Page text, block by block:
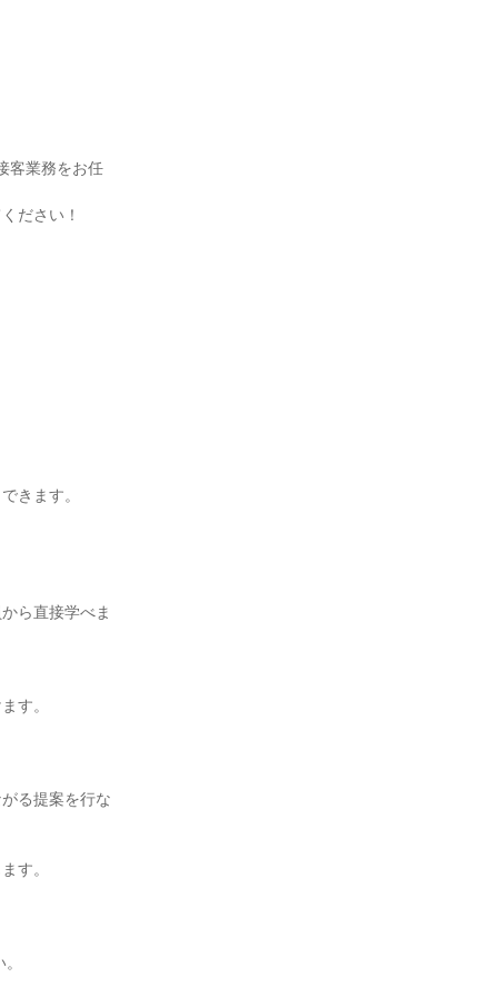
客業務をお任
ださい！
きます。
ら直接学べま
す。
る提案を行な
す。